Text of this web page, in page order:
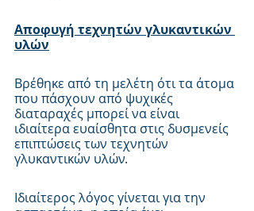
Αποφυγή τεχνητών γλυκαντικών
υλών
Βρέθηκε από τη μελέτη ότι τα άτομα
που πάσχουν από ψυχικές
διαταραχές μπορεί να είναι
ιδιαίτερα ευαίσθητα στις δυσμενείς
επιπτώσεις των τεχνητών
γλυκαντικών υλών.
Ιδιαίτερος λόγος γίνεται για την